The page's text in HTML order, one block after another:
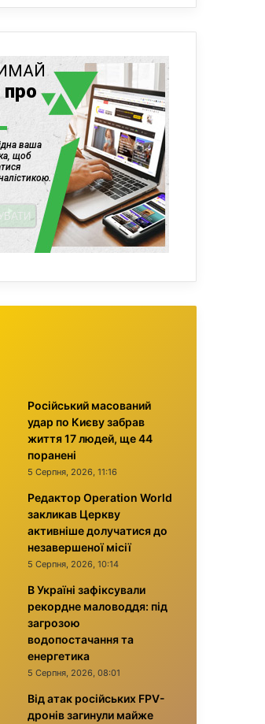
Російський масований
удар по Києву забрав
життя 17 людей, ще 44
поранені
5 Серпня, 2026, 11:16
Редактор Operation World
закликав Церкву
активніше долучатися до
незавершеної місії
5 Серпня, 2026, 10:14
В Україні зафіксували
рекордне маловоддя: під
загрозою
водопостачання та
енергетика
5 Серпня, 2026, 08:01
Від атак російських FPV-
дронів загинули майже